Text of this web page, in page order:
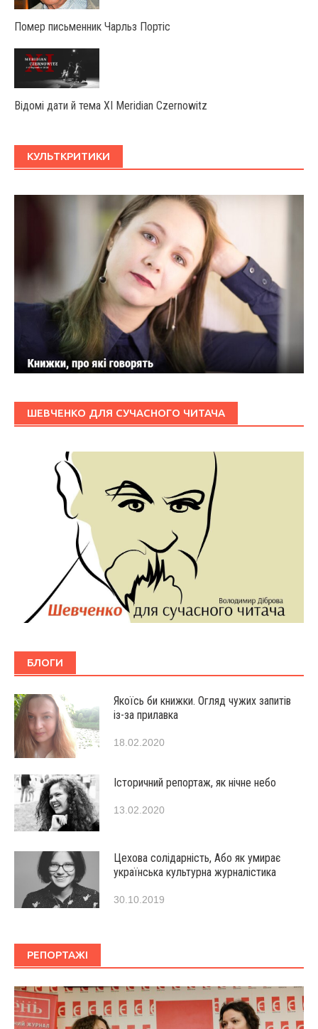
Помер письменник Чарльз Портіс
Відомі дати й тема XI Meridian Czernowitz
КУЛЬТКРИТИКИ
ШЕВЧЕНКО ДЛЯ СУЧАСНОГО ЧИТАЧА
БЛОГИ
Якоїсь би книжки. Огляд чужих запитів
із-за прилавка
18.02.2020
Історичний репортаж, як нічне небо
13.02.2020
Цехова солідарність, Або як умирає
українська культурна журналістика
30.10.2019
РЕПОРТАЖІ